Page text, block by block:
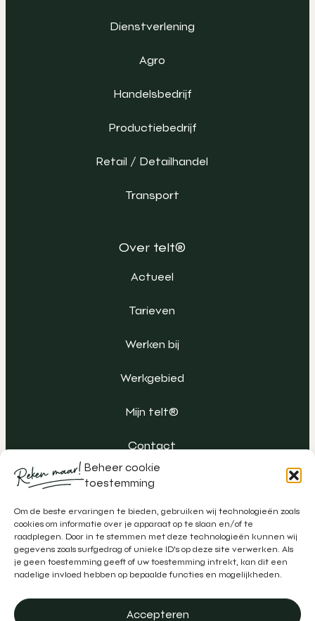
Beheer cookie
toestemming
Om de beste ervaringen te bieden, gebruiken wij technologieën zoals
cookies om informatie over je apparaat op te slaan en/of te
raadplegen. Door in te stemmen met deze technologieën kunnen wij
gegevens zoals surfgedrag of unieke ID's op deze site verwerken. Als
je geen toestemming geeft of uw toestemming intrekt, kan dit een
nadelige invloed hebben op bepaalde functies en mogelijkheden.
Accepteren
Dienstverlening
Agro
Handelsbedrijf
Productiebedrijf
Retail / Detailhandel
Transport
Over telt®
Actueel
Tarieven
Werken bij
Werkgebied
Mijn telt®
Contact
Algemene voorwaarden